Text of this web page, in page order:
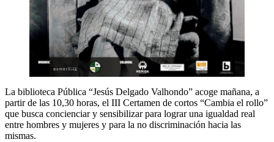
La biblioteca Pública “Jesús Delgado Valhondo” acoge mañana, a
partir de las 10,30 horas, el III Certamen de cortos “Cambia el rollo”
que busca concienciar y sensibilizar para lograr una igualdad real
entre hombres y mujeres y para la no discriminación hacia las
mismas.